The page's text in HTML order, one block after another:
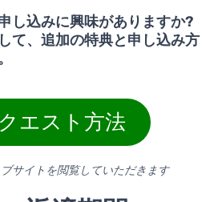
し込みに興味がありますか?
て、追加の特典と申し込み方
エスト方法
サイトを閲覧していただきます